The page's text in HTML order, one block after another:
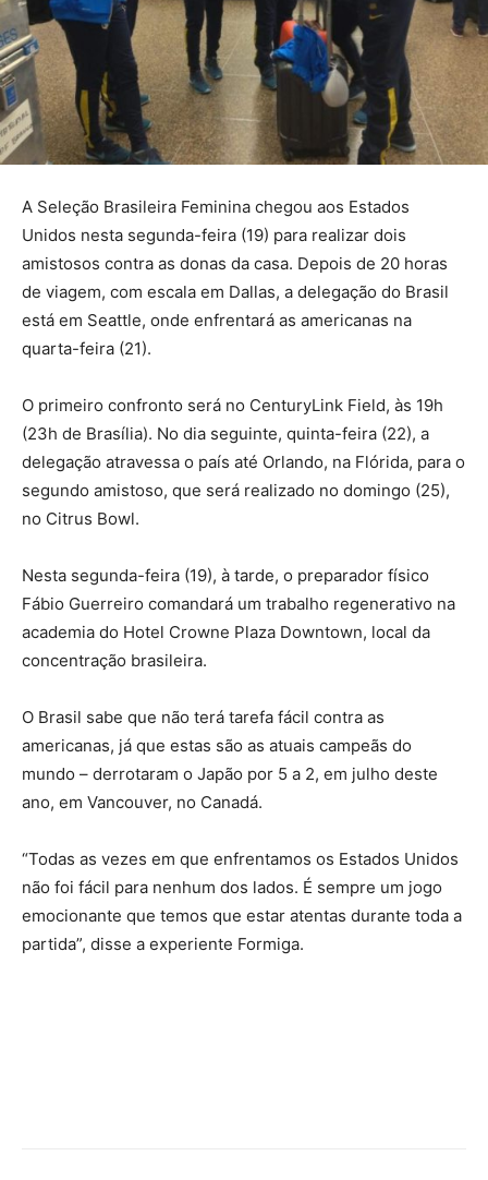
A Seleção Brasileira Feminina chegou aos Estados
Unidos nesta segunda-feira (19) para realizar dois
amistosos contra as donas da casa. Depois de 20 horas
de viagem, com escala em Dallas, a delegação do Brasil
está em Seattle, onde enfrentará as americanas na
quarta-feira (21).
O primeiro confronto será no CenturyLink Field, às 19h
(23h de Brasília). No dia seguinte, quinta-feira (22), a
delegação atravessa o país até Orlando, na Flórida, para o
segundo amistoso, que será realizado no domingo (25),
no Citrus Bowl.
Nesta segunda-feira (19), à tarde, o preparador físico
Fábio Guerreiro comandará um trabalho regenerativo na
academia do Hotel Crowne Plaza Downtown, local da
concentração brasileira.
O Brasil sabe que não terá tarefa fácil contra as
americanas, já que estas são as atuais campeãs do
mundo – derrotaram o Japão por 5 a 2, em julho deste
ano, em Vancouver, no Canadá.
“Todas as vezes em que enfrentamos os Estados Unidos
não foi fácil para nenhum dos lados. É sempre um jogo
emocionante que temos que estar atentas durante toda a
partida”, disse a experiente Formiga.